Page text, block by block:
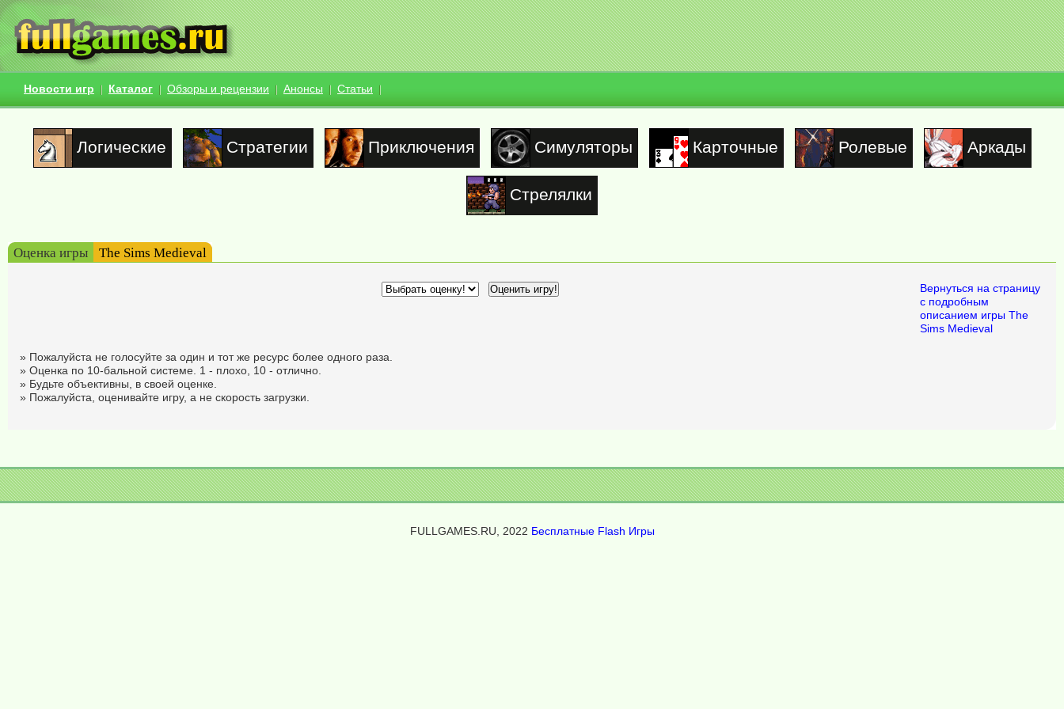
Новости игр Каталог Обзоры и рецензии Анонсы Статьи
Логические Стратегии Приключения Симуляторы Карточные Ролевые Аркады
Стрелялки
Оценка игры The Sims Medieval
Вернуться на страницу
с подробным
описанием игры The
Sims Medieval
» Пожалуйста не голосуйте за один и тот же ресурс более одного раза.
» Оценка по 10-бальной системе. 1 - плохо, 10 - отлично.
» Будьте объективны, в своей оценке.
» Пожалуйста, оценивайте игру, а не скорость загрузки.
FULLGAMES.RU, 2022 Бесплатные Flash Игры